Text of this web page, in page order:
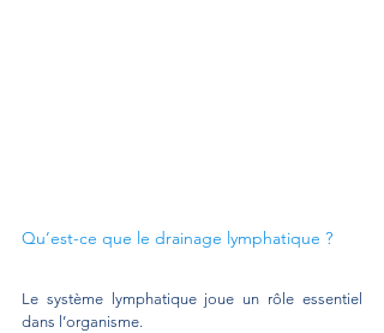
Qu’est-ce que le drainage lymphatique ?
Le système lymphatique joue un rôle essentiel
dans l’organisme.